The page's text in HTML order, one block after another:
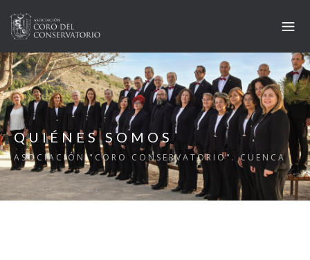
QUIÉNES SOMOS
ASOCIACIÓN "CORO CONSERVATORIO". CUENCA